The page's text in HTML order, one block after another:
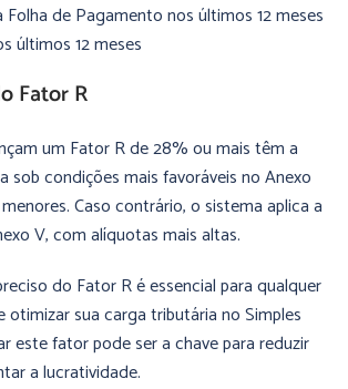
de Pagamento nos últimos 12 meses
últimos 12 meses
Fator R
um Fator R de 28% ou mais têm a
sob condições mais favoráveis no Anexo
Caso contrário, o sistema aplica a
V, com alíquotas mais altas.
do Fator R é essencial para qualquer
otimizar sua carga tributária no Simples
este fator pode ser a chave para reduzir
a lucratividade.